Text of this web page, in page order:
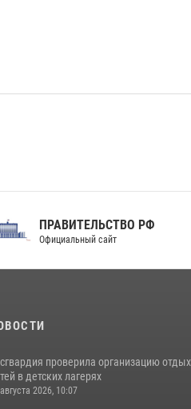
ПРАВИТЕЛЬСТВО РФ
Официальный сайт
проверила организацию
в детских лагерях
2026, 10:07